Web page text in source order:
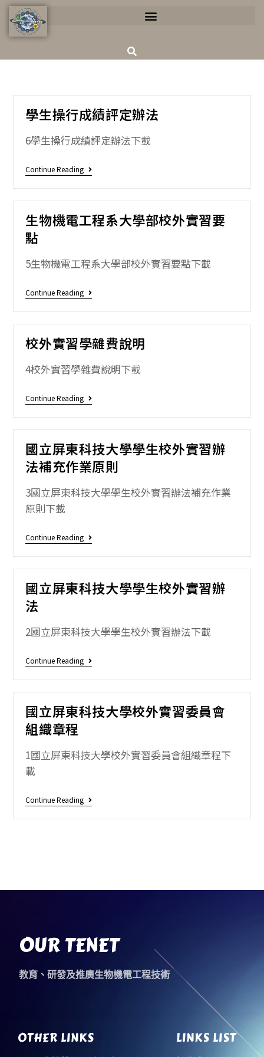
學生操行成績評定辦法
6學生操行成績評定辦法下載
Continue Reading
生物機電工程系大學部校外實習要
點
5生物機電工程系大學部校外實習要點下載
Continue Reading
校外實習學雜費說明
4校外實習學雜費說明下載
Continue Reading
國立屏東科技大學學生校外實習辦
法補充作業原則
3國立屏東科技大學學生校外實習辦法補充作業
原則下載
Continue Reading
國立屏東科技大學學生校外實習辦
法
2國立屏東科技大學學生校外實習辦法下載
Continue Reading
國立屏東科技大學校外實習委員會
組織章程
1國立屏東科技大學校外實習委員會組織章程下
載
Continue Reading
LINKS LIST
OTHER LINKS
OUR TENET
教育、研發及推廣生物機電工程技術